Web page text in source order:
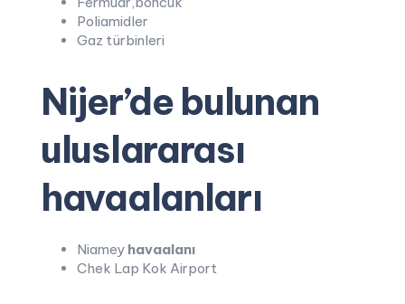
Poliamidler
Gaz türbinleri
Nijer’de bulunan
uluslararası
havaalanları
Niamey havaalanı
Chek Lap Kok Airport